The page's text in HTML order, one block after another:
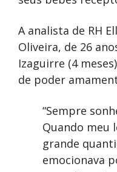
A analista de RH
Oliveira, de 26
Izaguirre (4
de poder
“Sempre
Quando meu
grande
emocionava